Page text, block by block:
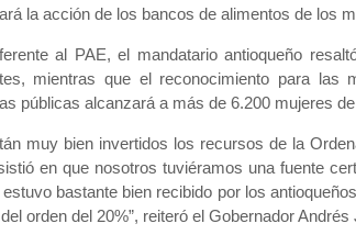
la acción de los bancos de alimentos de los
al PAE, el mandatario antioqueño
mientras que el reconocimiento para las
públicas alcanzará a más de 6.200 mujeres
muy bien invertidos los recursos de la
en que nosotros tuviéramos una fuente
estuvo bastante bien recibido por los
orden del 20%”, reiteró el Gobernador Andrés